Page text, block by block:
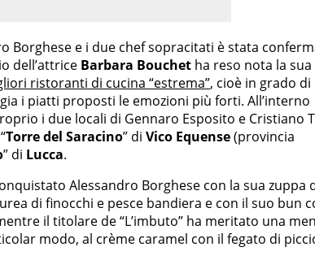
Borghese e i due chef sopracitati è stata
dell’attrice Barbara Bouchet ha reso nota la sua
ristoranti di cucina “estrema”, cioè in grado di
i piatti proposti le emozioni più forti. All’interno
i due locali di Gennaro Esposito e Cristiano
Torre del Saracino” di Vico Equense(provincia
” di Lucca.
Alessandro Borghese con la sua zuppa
di finocchi e pesce bandiera e con il suo bun
il titolare de “L’imbuto” ha meritato una
modo, al crème caramel con il fegato di